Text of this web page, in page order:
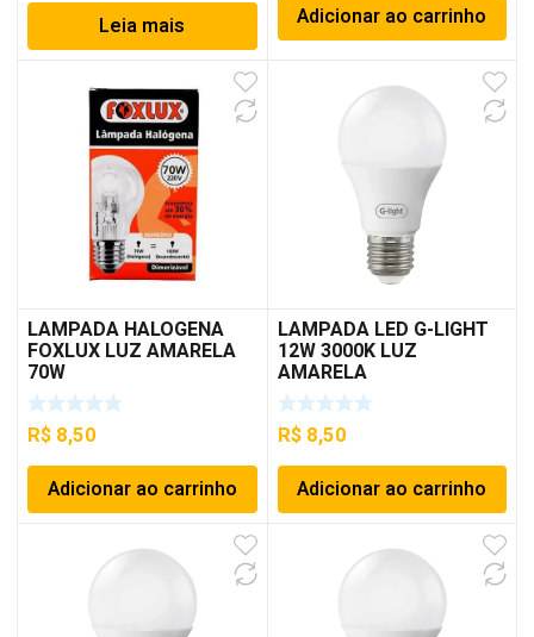
Leia mais
Adicionar ao carrinho
LAMPADA HALOGENA
FOXLUX LUZ AMARELA
70W
R$ 8,50
Adicionar ao carrinho
LAMPADA LED G-LIGHT
12W 3000K LUZ
AMARELA
R$8,50
Adicionar ao carrinho